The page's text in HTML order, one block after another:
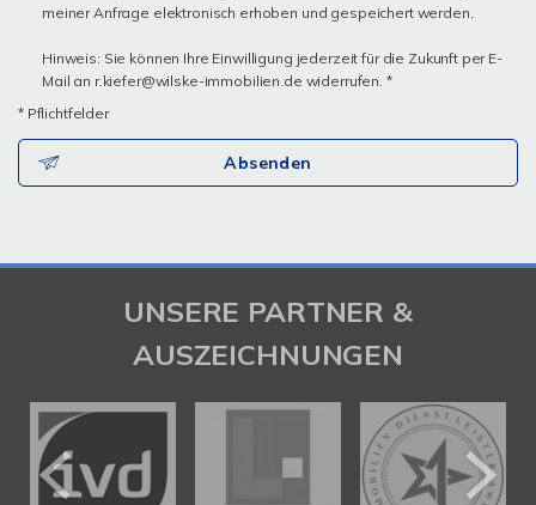
meiner Anfrage elektronisch erhoben und gespeichert werden.
Hinweis: Sie können Ihre Einwilligung jederzeit für die Zukunft per E-
Mail an r.kiefer@wilske-immobilien.de widerrufen. *
* Pflichtfelder
Absenden
UNSERE PARTNER &
AUSZEICHNUNGEN